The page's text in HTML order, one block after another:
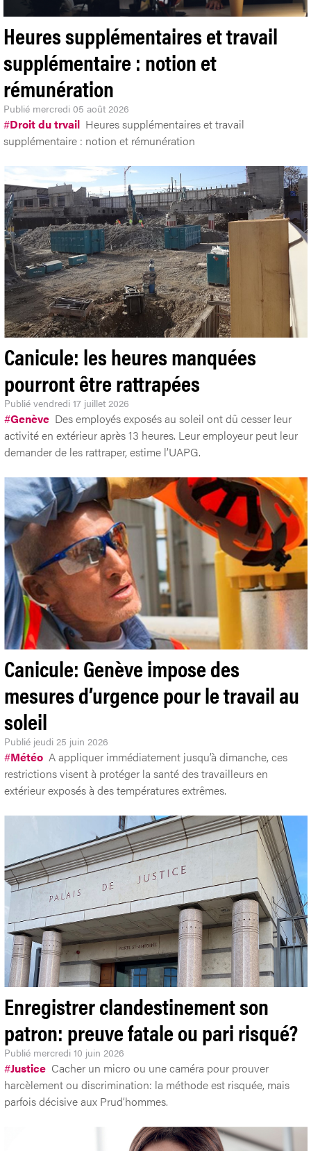
Heures supplémentaires et travail
supplémentaire : notion et
rémunération
Publié mercredi 05 août 2026
#Droit du trvail Heures supplémentaires et travail
supplémentaire : notion et rémunération
Canicule: les heures manquées
pourront être rattrapées
Publié vendredi 17 juillet 2026
#Genève Des employés exposés au soleil ont dû cesser leur
activité en extérieur après 13 heures. Leur employeur peut leur
demander de les rattraper, estime l’UAPG.
Canicule: Genève impose des
mesures d’urgence pour le travail au
soleil
Publié jeudi 25 juin 2026
#Météo A appliquer immédiatement jusqu’à dimanche, ces
restrictions visent à protéger la santé des travailleurs en
extérieur exposés à des températures extrêmes.
Enregistrer clandestinement son
patron: preuve fatale ou pari risqué?
Publié mercredi 10 juin 2026
#Justice Cacher un micro ou une caméra pour prouver
harcèlement ou discrimination: la méthode est risquée, mais
parfois décisive aux Prud’hommes.